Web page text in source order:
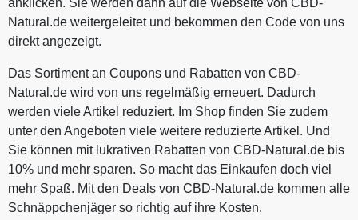
Natural.de weitergeleitet und bekommen den Code von uns
direkt angezeigt.
Das Sortiment an Coupons und Rabatten von CBD-
Natural.de wird von uns regelmäßig erneuert. Dadurch
werden viele Artikel reduziert. Im Shop finden Sie zudem
unter den Angeboten viele weitere reduzierte Artikel. Und
Sie können mit lukrativen Rabatten von CBD-Natural.de bis
10% und mehr sparen. So macht das Einkaufen doch viel
mehr Spaß. Mit den Deals von CBD-Natural.de kommen alle
Schnäppchenjäger so richtig auf ihre Kosten.